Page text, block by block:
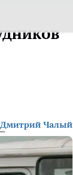
Дмитрий Чалый